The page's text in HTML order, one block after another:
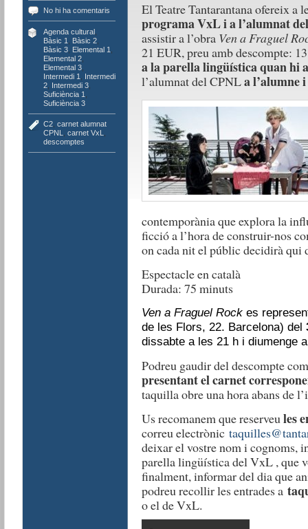
No hi ha comentaris
Agenda cultural,
Bàsic 1
Bàsic 2,
Bàsic 3, Elemental 1
Elemental 2,
Elemental 3,
Intermedi 1
Intermedi
2, Intermedi 3,
Suficiència 1
Suficiència 3
C2, carnet alumnat
CPNL
carnet VxL
descomptes
El Teatre Tantarantana ofereix a
programa VxL i a l’alumnat
assistir a l’obra Ven a Fraguel
21 EUR, preu amb des­compte:
a la parella lingüística quan hi
l’alumnat del CPNLa l’alumne
contemporània que explora la
ficció a l’hora de construir-nos
on cada nit el públic decidirà qui
Espectacle en català
Durada: 75 minuts
Ven a Fraguel Rock es
de les Flors, 22. Barcelona) del
dissabte a les 21 h i diumenge
Podreu gaudir del descompte
presentant el carnet
taquilla obre una hora abans de
Us recomanem que reserveules
correu electrònic
deixar el vostre nom i cognoms,
parella lingüística del VxL , que
finalment, informar del dia que
podreu recollir les entrades a
o el de VxL.